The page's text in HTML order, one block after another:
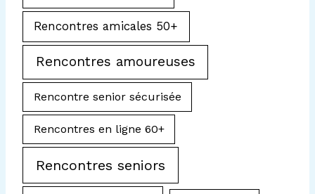
Rencontres amicales 50+
Rencontres amoureuses
Rencontre senior sécurisée
Rencontres en ligne 60+
Rencontres seniors